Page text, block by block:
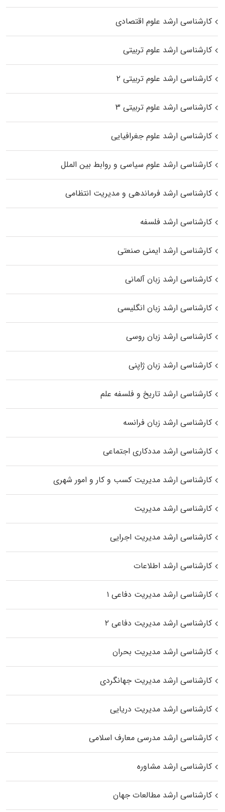
کارشناسی ارشد علوم اقتصادی
کارشناسی ارشد علوم تربیتی
کارشناسی ارشد علوم تربیتی ۲
کارشناسی ارشد علوم تربیتی ۳
کارشناسی ارشد علوم جغرافیایی
کارشناسی ارشد علوم سیاسی و روابط بین الملل
کارشناسی ارشد فرماندهی و مدیریت انتظامی
کارشناسی ارشد فلسفه
کارشناسی ارشد ایمنی صنعتی
کارشناسی ارشد زبان آلمانی
کارشناسی ارشد زبان انگلیسی
کارشناسی ارشد زبان روسی
کارشناسی ارشد زبان ژاپنی
کارشناسی ارشد تاریخ و فلسفه علم
کارشناسی ارشد زبان فرانسه
کارشناسی ارشد مددکاری اجتماعی
کارشناسی ارشد مدیریت کسب و کار و امور شهری
کارشناسی ارشد مدیریت
کارشناسی ارشد مدیریت اجرایی
کارشناسی ارشد اطلاعات
کارشناسی ارشد مدیریت دفاعی ۱
کارشناسی ارشد مدیریت دفاعی ۲
کارشناسی ارشد مدیریت بحران
کارشناسی ارشد مدیریت جهانگردی
کارشناسی ارشد مدیریت دریایی
کارشناسی ارشد مدرسی معارف اسلامی
کارشناسی ارشد مشاوره
کارشناسی ارشد مطالعات جهان